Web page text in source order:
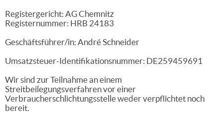
Registergericht: AG Chemnitz
Registernummer: HRB 24183
Geschäftsführer/in: André Schneider
Umsatzsteuer-Identifikationsnummer: DE259459691
Wir sind zur Teilnahme an einem
Streitbeilegungsverfahren vor einer
Verbraucherschlichtungsstelle weder verpflichtet noch
bereit.